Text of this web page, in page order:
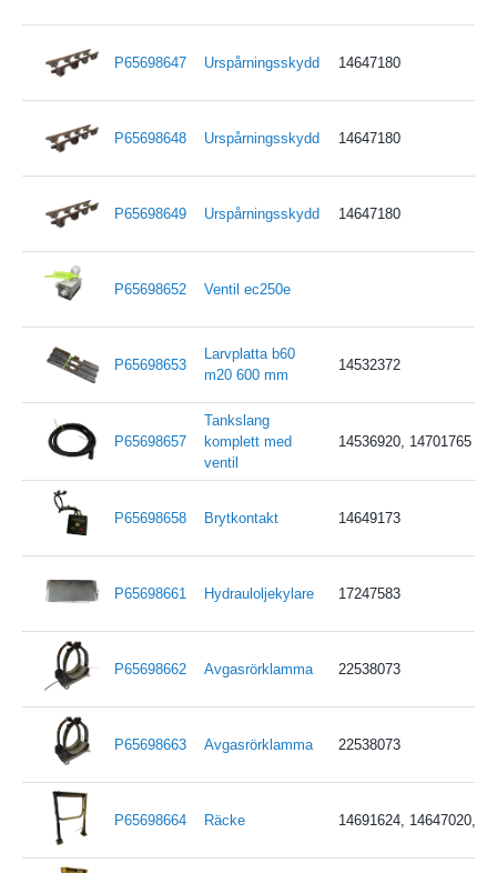
P65698647 Urspårningsskydd 14647180
P65698648 Urspårningsskydd 14647180
P65698649 Urspårningsskydd 14647180
P65698652 Ventil ec250e
P65698653
Larvplatta b60
m20 600 mm
14532372
P65698657
Tankslang
komplett med
ventil
14536920, 14701765
P65698658 Brytkontakt 14649173
P65698661 Hydrauloljekylare 17247583
P65698662 Avgasrörklamma 22538073
P65698663 Avgasrörklamma 22538073
P65698664 Räcke 14691624, 14647020,